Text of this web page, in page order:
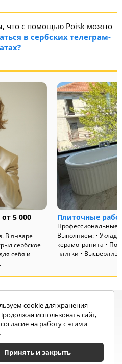
что с помощью Poisk можно
в сербских телеграм-
от 5 000
В январе
сербское
себя и
Плиточные
Профессиональные
Выполняем: •
керамогранита •
плитки •
Чат
объявления:
мебель, работа и
новости, посты людей, карта
. Находясь на сайте вы
соглашение.
cookie для хранения
использовать сайт,
на работу с этими
Принять и закрыть